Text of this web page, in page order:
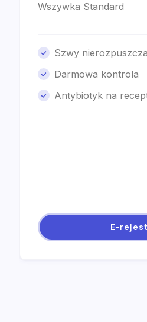
Wszywka Standard
Szwy
Darmowa kontrola
Antybiotyk na
E-